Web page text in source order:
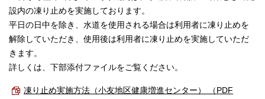
設内の凍り止めを実施しております。
平日の日中を除き、水道を使用される場合は利用者に凍り止めを
解除していただき、使用後は利用者に凍り止めを実施していただ
きます。
詳しくは、下部添付ファイルをご覧ください。
凍り止め実施方法（小友地区健康増進センター） （PDF